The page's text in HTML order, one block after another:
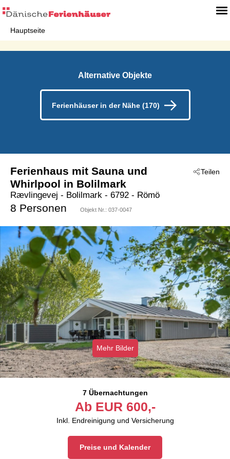
Hauptseite
Alternative Objekte
Ferienhäuser in der Nähe (170)
Teilen
Ferienhaus mit Sauna und
Whirlpool in Bolilmark
Rævlingevej - Bolilmark - 6792 - Römö
8 Personen Objekt Nr.: 037-0047
Mehr Bilder
7 Übernachtungen
Ab EUR 600,-
Inkl. Endreinigung und Versicherung
Preise und Kalender